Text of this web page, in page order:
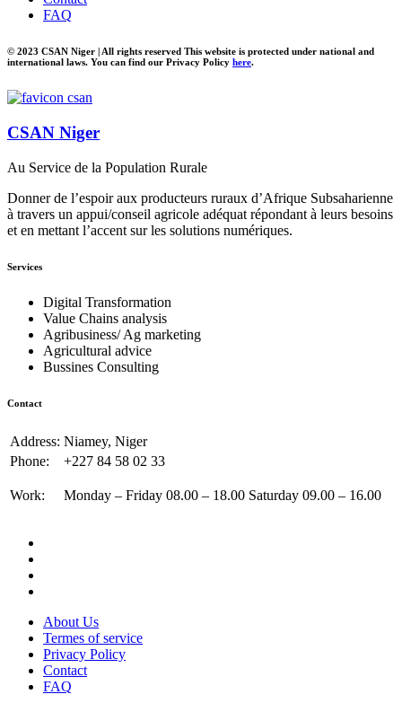
FAQ
© 2023 CSAN Niger | All rights reserved This website is protected under national and
international laws. You can find our Privacy Policy here.
CSAN Niger
Au Service de la Population Rurale
Donner de l’espoir aux producteurs ruraux d’Afrique Subsaharienne
à travers un appui/conseil agricole adéquat répondant à leurs besoins
et en mettant l’accent sur les solutions numériques.
Services
Digital Transformation
Value Chains analysis
Agribusiness/ Ag marketing
Agricultural advice
Bussines Consulting
Contact
Address: Niamey, Niger
Phone:
+227 84 58 02 33
Work: Monday – Friday 08.00 – 18.00 Saturday 09.00 – 16.00
About Us
Termes of service
Privacy Policy
Contact
FAQ